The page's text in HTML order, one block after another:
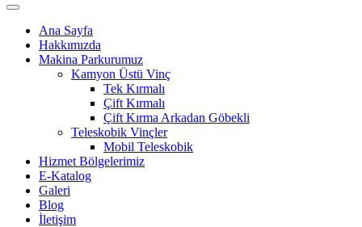
Ana Sayfa
Hakkımızda
Makina Parkurumuz
Kamyon Üstü Vinç
Tek Kırmalı
Çift Kırmalı
Çift Kırma Arkadan Göbekli
Teleskobik Vinçler
Mobil Teleskobik
Hizmet Bölgelerimiz
E-Katalog
Galeri
Blog
İletişim